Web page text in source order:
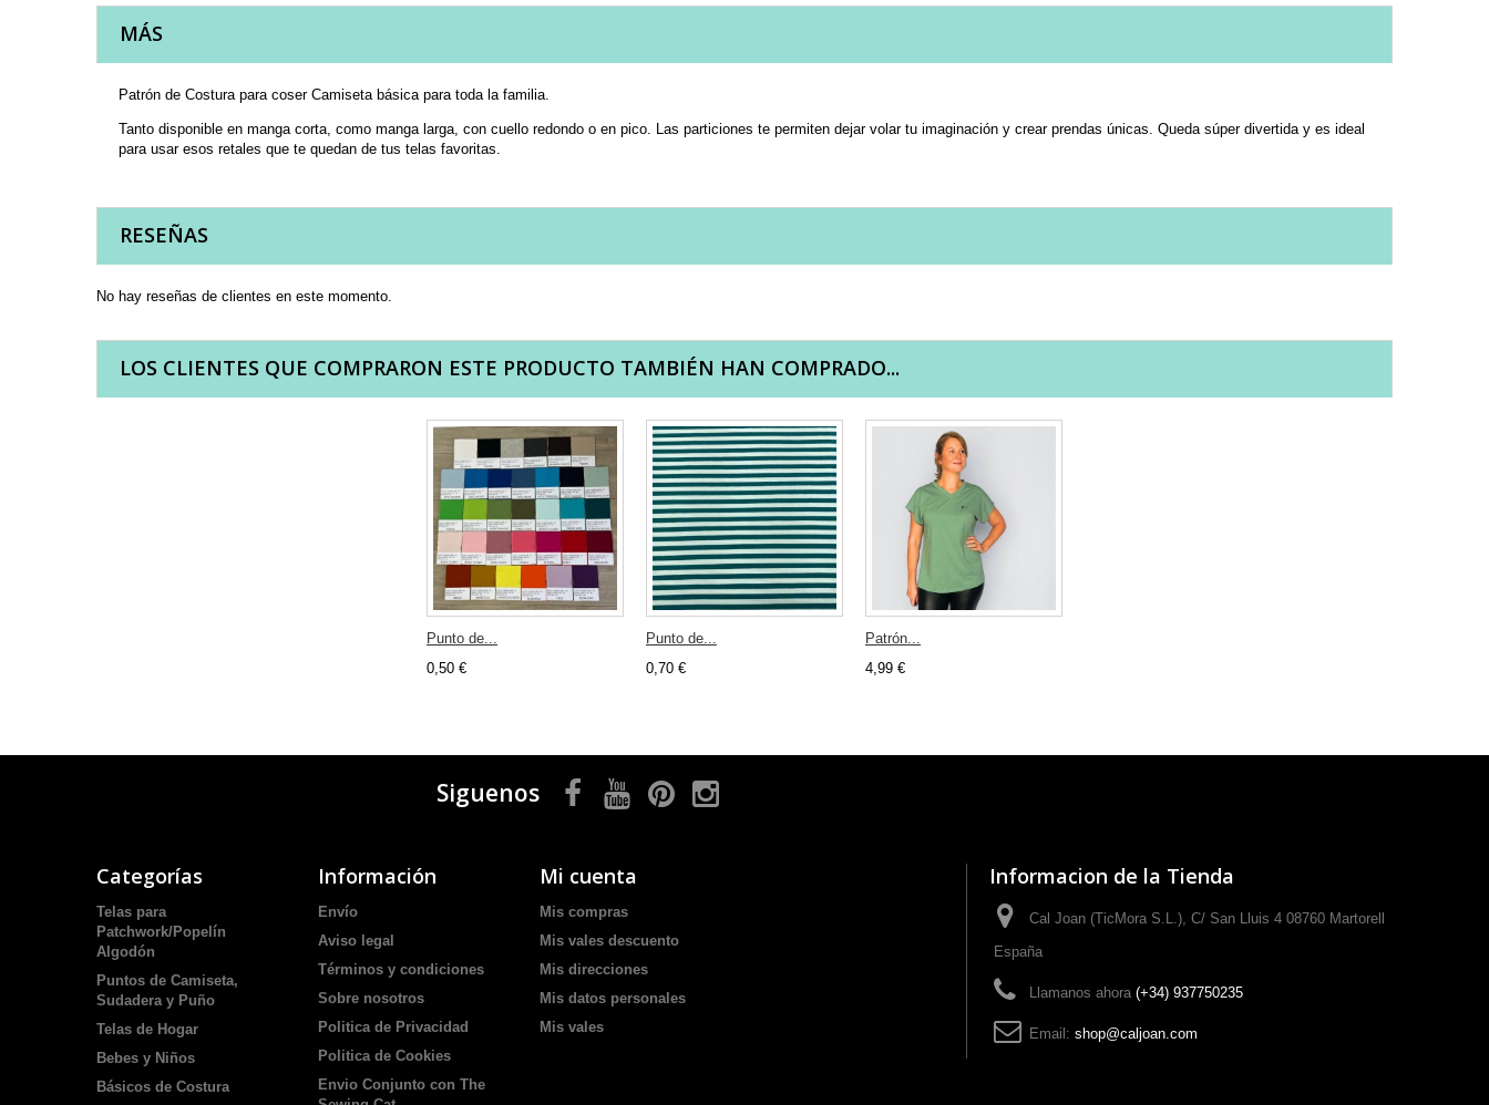
MÁS
Patrón de Costura para coser Camiseta básica para toda la familia.
Tanto disponible en manga corta, como manga larga, con cuello redondo o en pico. Las particiones te permiten dejar volar tu imaginación y crear prendas únicas. Queda súper divertida y es ideal
para usar esos retales que te quedan de tus telas favoritas.
RESEÑAS
No hay reseñas de clientes en este momento.
LOS CLIENTES QUE COMPRARON ESTE PRODUCTO TAMBIÉN HAN COMPRADO...
Punto de...
0,50 €
Punto de...
0,70 €
Patrón...
4,99 €
Siguenos
Categorías
Telas para
Patchwork/Popelín
Algodón
Puntos de Camiseta,
Sudadera y Puño
Telas de Hogar
Bebes y Niños
Básicos de Costura
Información
Envío
Aviso legal
Términos y condiciones
Sobre nosotros
Politica de Privacidad
Politica de Cookies
Envio Conjunto con The
Mi cuenta
Mis compras
Mis vales descuento
Mis direcciones
Mis datos personales
Mis vales
Informacion de la Tienda
Cal Joan (TicMora S.L.), C/ San Lluis 4 08760 Martorell
España
Llamanos ahora (+34) 937750235
Email: shop@caljoan.com